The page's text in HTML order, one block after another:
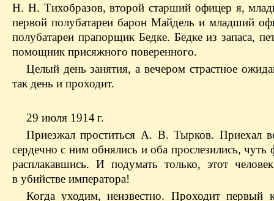
Н. Н. Тихобразов, второй старший офицер я,
первой полубатареи барон Майдель и младший
полубатареи прапорщик Бедке. Бедке из запаса,
помощник присяжного поверенного.
Целый день занятия, а вечером страстное
так день и проходит.
29 июля 1914 г.
Приезжал проститься А. В. Тырков. Приехал
сердечно с ним обнялись и оба прослезились, чуть
расплакавшись. И подумать только, этот
в убийстве императора!
Когда уходим, неизвестно. Проходит первый